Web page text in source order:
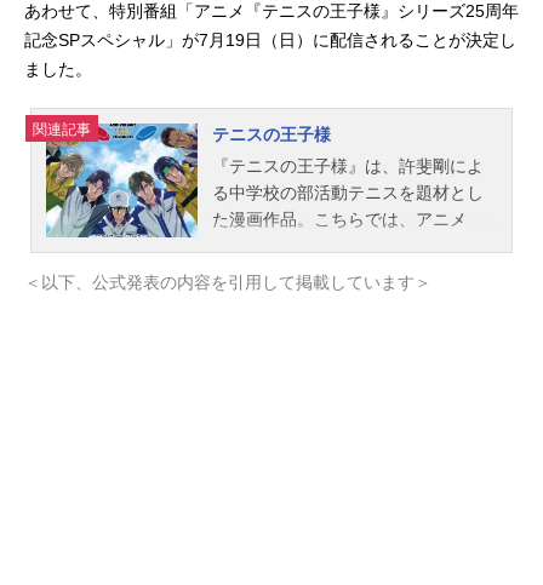
あわせて、特別番組「アニメ『テニスの王子様』シリーズ25周年
記念SPスペシャル」が7月19日（日）に配信されることが決定し
ました。
関連記事
テニスの王子様
『テニスの王子様』は、許斐剛によ
る中学校の部活動テニスを題材とし
た漫画作品。こちらでは、アニメ
すじ、キャスト声優、スタッフ、オ
＜以下、公式発表の内容を引用して掲載しています＞